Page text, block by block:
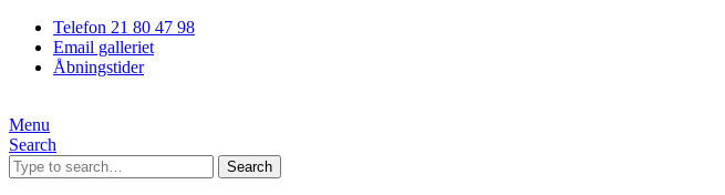
Telefon 21 80 47 98
Email galleriet
Åbningstider
Menu
Search
Search